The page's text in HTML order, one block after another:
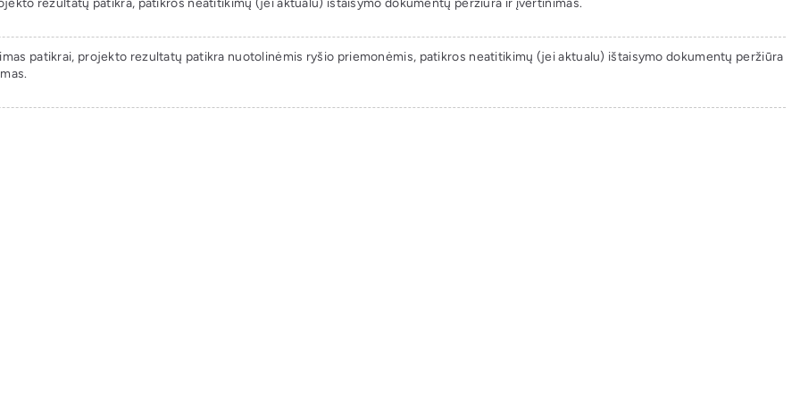
rezultatų patikra, patikros neatitikimų (jei aktualu) ištaisymo dokumentų peržiūra ir įvertinimas.
patikrai, projekto rezultatų patikra nuotolinėmis ryšio priemonėmis, patikros neatitikimų (jei aktualu) ištaisymo dokumentų peržiūra